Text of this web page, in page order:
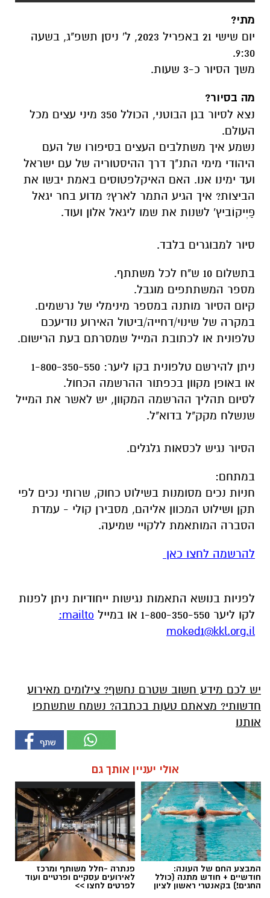
מתי?
יום שישי 21 באפריל 2023, ל' ניסן תשפ"ג, בשעה
9:30.
משך הסיור כ-3 שעות.
מה בסיור?
נצא לסיור בגן הבוטני, הכולל 350 מיני עצים מכל
העולם.
נשמע איך משתלבים העצים בסיפורו של העם
היהודי מימי התנ"ך דרך ההיסטוריה של עם ישראל
ועד ימינו אנו. האם האיקלפטוסים באמת יבשו את
הביצות? איך הגיע התמר לארץ? מדוע בחר יגאל
פַּיְיקוֹביץ' לשנות את שמו ליגאל אלון ועוד.
סיור למבוגרים בלבד.
בתשלום 10 ש"ח לכל משתתף.
מספר המשתתפים מוגבל.
קיום הסיור מותנה במספר מינימלי של נרשמים.
במקרה של שינוי/דחייה/ביטול האירוע נודיעכם
טלפונית או לכתובת המייל שמסרתם בעת הרישום.
ניתן להירשם טלפונית בקו ליער: 1-800-350-550
או באופן מקוון בכפתור ההרשמה הכחול.
לסיום תהליך ההרשמה המקוון, יש לאשר את המייל
שנשלח מקק"ל בדוא"ל.
הסיור נגיש לכסאות גלגלים.
במתחם:
חניות נכים מסומנות בשילוט כחוק, שרותי נכים לפי
תקן ושילוט המכוון אליהם, מסבירן קולי - עמדת
הסברה המותאמת ללקויי שמיעה.
להרשמה לחצו כאן
לפניות בנושא התאמות נגישות ייחודיות ניתן לפנות
לקו ליער 1-800-350-550 או במייל
mailto:
moked1@kkl.org.il
יש לכם מידע חשוב שטרם נחשף? צילומים מאירוע
חדשותי? מצאתם טעות בכתבה? נשמח שתשתפו
אותנו
אולי יעניין אותך גם
המבצע החם של העונה:
חודשיים + חודש מתנה (כולל
החגים!) בקאנטרי ראשון לציון
פנתרה -חלל משותף ומרכז
לאירועים עסקיים ופרטיים ועוד
לפרטים לחצו >>